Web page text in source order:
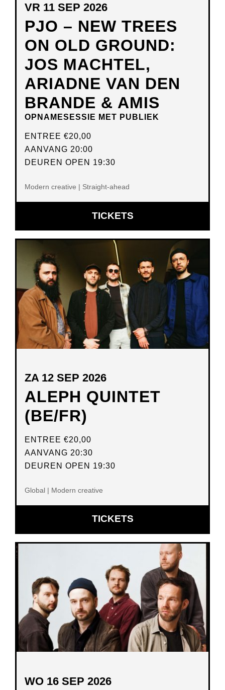
PJO – NEW TREES
ON OLD GROUND:
JOS MACHTEL,
ARIADNE VAN DEN
BRANDE & AMIS
OPNAMESESSIE MET PUBLIEK
VR 11 SEP 2026
ENTREE €20,00
AANVANG 20:00
DEUREN OPEN 19:30
Modern creative | Straight-ahead
TICKETSOPENT
IN
VENSTER
ALEPH QUINTET
(BE/FR)
ZA 12 SEP 2026
ENTREE €20,00
AANVANG 20:30
DEUREN OPEN 19:30
Global | Modern creative
TICKETSOPENT
IN
NIEUW
VENSTER
WO 16 SEP 2026